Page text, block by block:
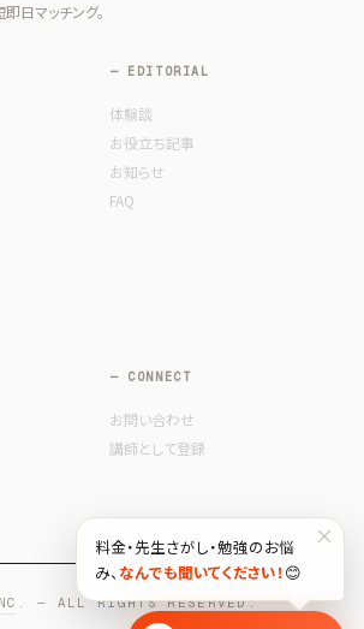
日マッチング。
— EDITORIAL
体験談
お役立ち記事
お知らせ
FAQ
— CONNECT
お問い合わせ
講師として登録
— ALL RIGHTS RESERVED.
×
料金・先生さがし・勉強のお悩
み、 なんでも聞いてください！ 😊